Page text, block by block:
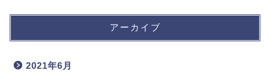
アーカイブ
2021年6月